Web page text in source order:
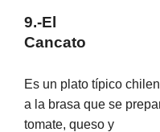
9.-El
Cancato
Es un plato típico
a la brasa que se
tomate, queso y